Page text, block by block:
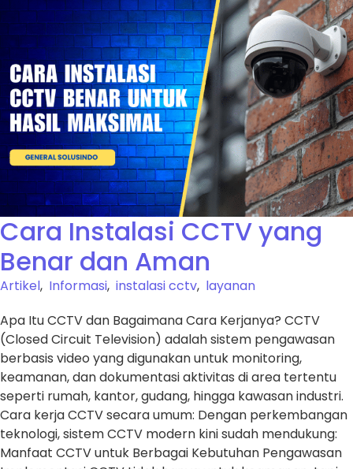
Cara Instalasi CCTV yang
Benar dan Aman
Artikel, Informasi, instalasi cctv, layanan
Apa Itu CCTV dan Bagaimana Cara Kerjanya? CCTV
(Closed Circuit Television) adalah sistem pengawasan
berbasis video yang digunakan untuk monitoring,
keamanan, dan dokumentasi aktivitas di area tertentu
seperti rumah, kantor, gudang, hingga kawasan industri.
Cara kerja CCTV secara umum: Dengan perkembangan
teknologi, sistem CCTV modern kini sudah mendukung:
Manfaat CCTV untuk Berbagai Kebutuhan Pengawasan